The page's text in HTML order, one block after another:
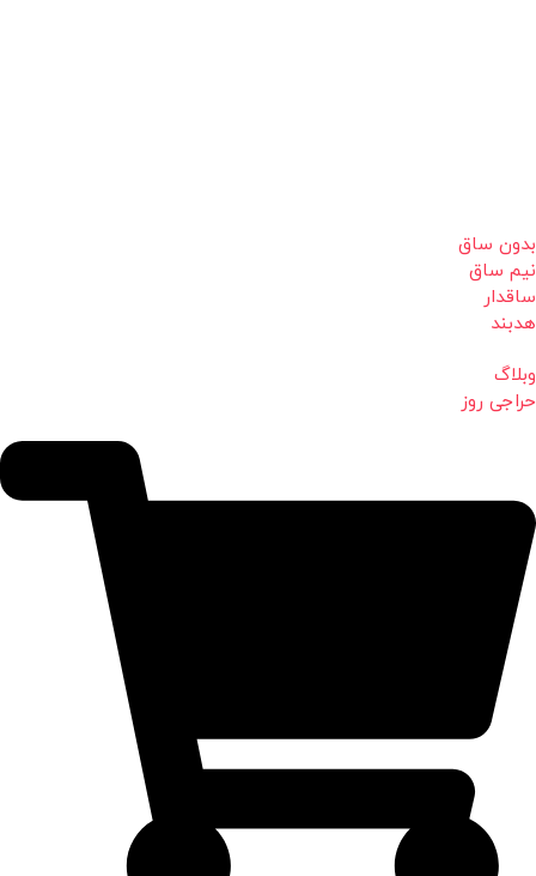
بدون ساق
نیم ساق
ساقدار
هدبند
وبلاگ
حراجی روز